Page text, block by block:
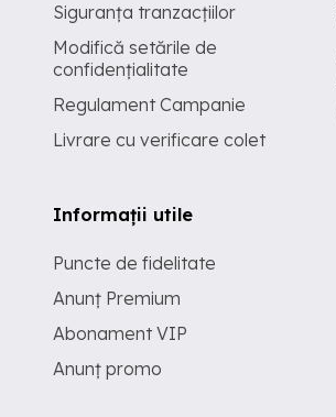
Siguranța tranzacțiilor
Modifică setările de
confidențialitate
Regulament Campanie
Livrare cu verificare colet
Informații utile
Puncte de fidelitate
Anunț Premium
Abonament VIP
Anunț promo